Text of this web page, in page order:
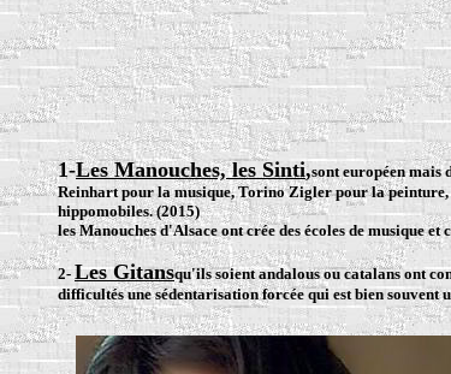
1-Les Manouches, les Sinti,sont européen mais
Reinhartpour la musique,Torino Ziglerpour la peinture,
hippomobiles. (2015)
les Manouches d'Alsace ont crée des écoles de musique
2- Les Gitansqu'ils soient andalous ou catalans ont
difficultés une sédentarisation forcée qui est bien souvent